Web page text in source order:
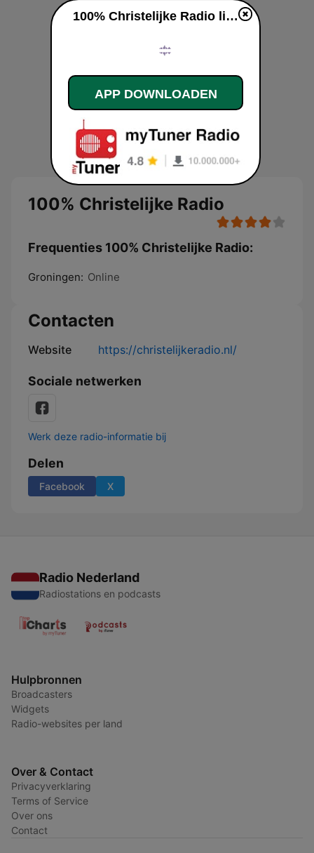
100% Christelijke Radio
Frequenties 100% Christelijke Radio:
Groningen: Online
Contacten
Website https://christelijkeradio.nl/
Sociale netwerken
Werk deze radio-informatie bij
Delen
Facebook X
Radio Nederland
Radiostations en podcasts
Hulpbronnen
Broadcasters
Widgets
Radio-websites per land
Over & Contact
Privacyverklaring
Terms of Service
Over ons
Contact
100% Christelijke Radio live luisteren
APP DOWNLOADEN